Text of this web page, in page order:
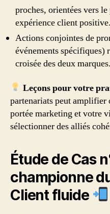
proches, orientées vers
expérience client positive.
Actions conjointes de
événements
croisée des deux marques.
Leçons pour votre
partenariats peut amplifier
portée marketing et votre
sélectionner des alliés
Étude de Cas
championne
Client fluide